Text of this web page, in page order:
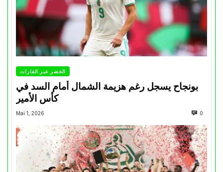
الخضر عبر القارات
بونجاح يسجل رغم هزيمة الشمال أمام السد في
كأس الأمير
Mai 1, 2026 0